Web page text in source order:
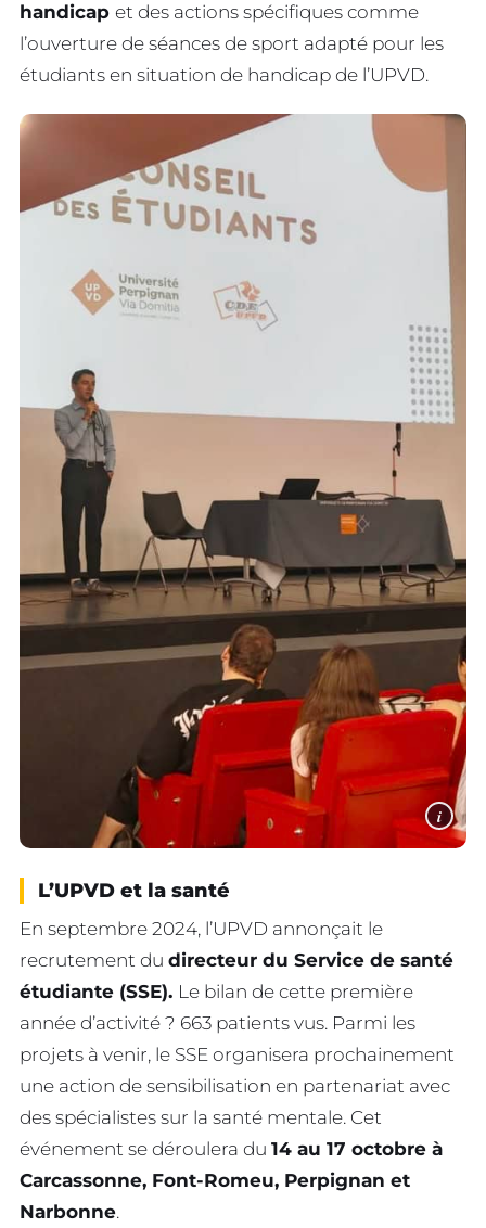
handicap et des actions spécifiques comme
l’ouverture de séances de sport adapté pour les
étudiants en situation de handicap de l’UPVD.
i
L’UPVD et la santé
En septembre 2024, l’UPVD annonçait le
recrutement du directeur du Service de santé
étudiante (SSE). Le bilan de cette première
année d’activité ? 663 patients vus. Parmi les
projets à venir, le SSE organisera prochainement
une action de sensibilisation en partenariat avec
des spécialistes sur la santé mentale. Cet
événement se déroulera du 14 au 17 octobre à
Carcassonne, Font-Romeu, Perpignan et
Narbonne.